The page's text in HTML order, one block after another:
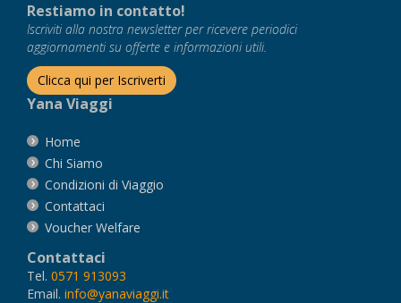
Restiamo in contatto!
Iscriviti alla nostra newsletter per ricevere periodici
aggiornamenti su offerte e informazioni utili.
Clicca qui per Iscriverti
Yana Viaggi
Home
Chi Siamo
Condizioni di Viaggio
Contattaci
Voucher Welfare
Contattaci
Tel. 0571 913093
Email. info@yanaviaggi.it